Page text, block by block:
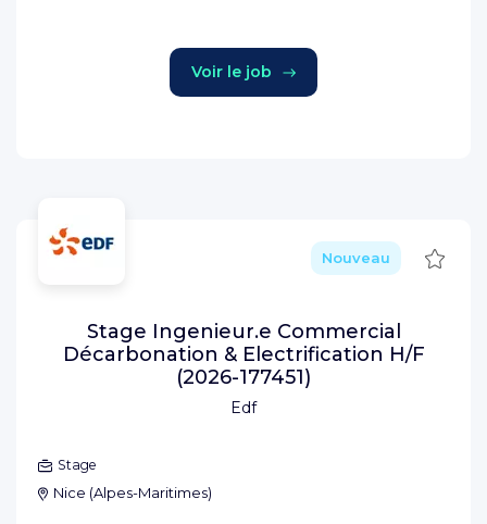
Voir le job
Edf
Nouveau
Stage Ingenieur.e Commercial
Décarbonation & Electrification H/F
(2026-177451)
Stage
Nice (Alpes-Maritimes)